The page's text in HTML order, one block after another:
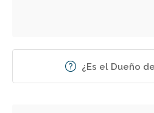
¿Es el Dueño